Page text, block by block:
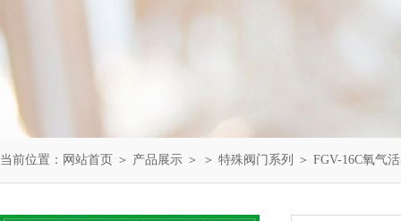
当前位置： 网站首页 ＞ 产品展示 ＞ ＞ 特殊阀门系列 ＞ FGV-16C氧气